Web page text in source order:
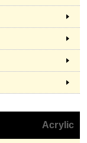
Acrylic